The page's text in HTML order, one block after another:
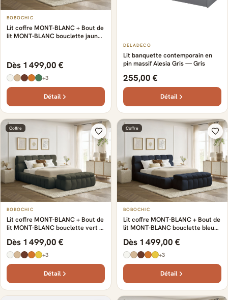
BOBOCHIC
Lit coffre MONT-BLANC + Bout de
lit MONT-BLANC bouclette jaune
Dès 1 499,00 €
+3
Détail
DELADECO
Lit banquette contemporain en
pin massif Alesia Gris — Gris
255,00 €
Détail
Coffre
BOBOCHIC
Lit coffre MONT-BLANC + Bout de
lit MONT-BLANC bouclette vert +
Dès 1 499,00 €
+3
Détail
Coffre
BOBOCHIC
Lit coffre MONT-BLANC + Bout de
lit MONT-BLANC bouclette bleu
Dès 1 499,00 €
+3
Détail